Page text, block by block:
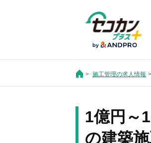
施工管理の求人情報
1億円～
の建築